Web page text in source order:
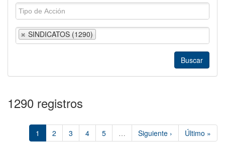
SINDICATOS (1290)
1290 registros
1 2 3 4 5 … Siguiente › Último »